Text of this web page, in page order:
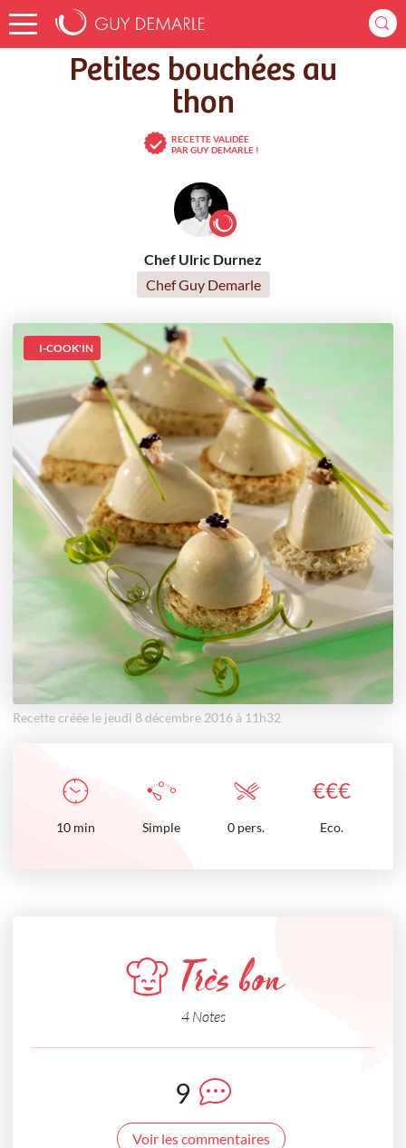
Accueil Recettes Petites bouchées au thon
Petites bouchées au
thon
RECETTE VALIDÉE
PAR GUY DEMARLE !
Chef Ulric Durnez
Chef Guy Demarle
I-COOK'IN
Recette créée le jeudi 8 décembre 2016 à 11h32
€€€
10 min Simple 0 pers. Eco.
Très bon
4 Notes
9
Voir les commentaires